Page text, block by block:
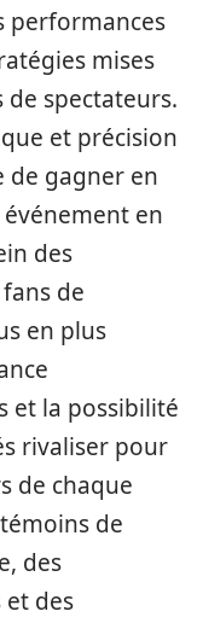
performances
mises
spectateurs.
et précision
de gagner en
en
des
de
en plus
et la possibilité
rivaliser pour
de chaque
de
des
des